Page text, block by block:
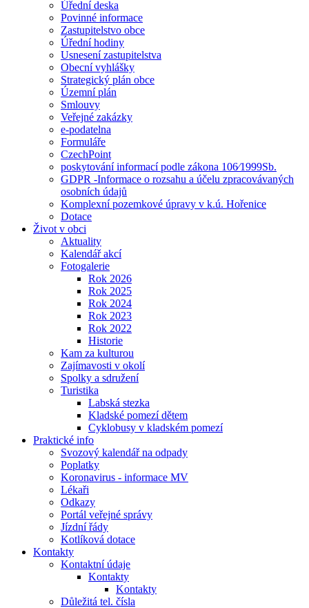
Úřední deska
Povinné informace
Zastupitelstvo obce
Úřední hodiny
Usnesení zastupitelstva
Obecní vyhlášky
Strategický plán obce
Územní plán
Smlouvy
Veřejné zakázky
e-podatelna
Formuláře
CzechPoint
poskytování informací podle zákona 106⁄1999Sb.
GDPR -Informace o rozsahu a účelu zpracovávaných
osobních údajů
Komplexní pozemkové úpravy v k.ú. Hořenice
Dotace
Život v obci
Aktuality
Kalendář akcí
Fotogalerie
Rok 2026
Rok 2025
Rok 2024
Rok 2023
Rok 2022
Historie
Kam za kulturou
Zajímavosti v okolí
Spolky a sdružení
Turistika
Labská stezka
Kladské pomezí dětem
Cyklobusy v kladském pomezí
Praktické info
Svozový kalendář na odpady
Poplatky
Koronavirus - informace MV
Lékaři
Odkazy
Portál veřejné správy
Jízdní řády
Kotlíková dotace
Kontakty
Kontaktní údaje
Kontakty
Kontakty
Důležitá tel. čísla